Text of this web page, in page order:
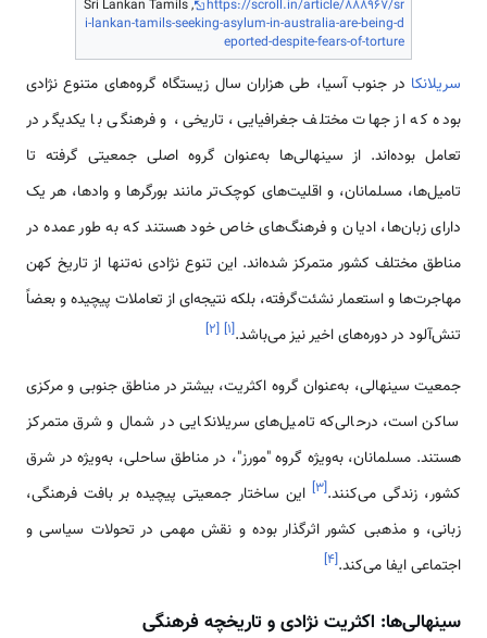
Sri Lankan Tamils ,
https://scroll.in/article/888967/sr
i-lankan-tamils-seeking-asylum-in-australia-are-being-d
eported-despite-fears-of-torture
سریلانکا در جنوب آسیا، طی هزاران سال زیستگاه گروه‌های متنوع نژادی
بوده که از جهات مختلف جغرافیایی، تاریخی، و فرهنگی با یکدیگر در
تعامل بوده‌اند. از سینهالی‌ها به‌عنوان گروه اصلی جمعیتی گرفته تا
تامیل‌ها، مسلمانان، و اقلیت‌های کوچک‌تر مانند بورگرها و وادها، هر یک
دارای زبان‌ها، ادیان و فرهنگ‌های خاص خود هستند که به طور عمده در
مناطق مختلف کشور متمرکز شده‌اند. این تنوع نژادی نه‌تنها از تاریخ کهن
مهاجرت‌ها و استعمار نشئت‌گرفته، بلکه نتیجه‌ای از تعاملات پیچیده و بعضاً
تنش‌آلود در دوره‌های اخیر نیز می‌باشد.[۱]
[۲]
جمعیت سینهالی، به‌عنوان گروه اکثریت، بیشتر در مناطق جنوبی و مرکزی
ساکن است، درحالی‌که تامیل‌های سریلانکایی در شمال و شرق متمرکز
هستند. مسلمانان، به‌ویژه گروه "مورز"، در مناطق ساحلی، به‌ویژه در شرق
کشور، زندگی می‌کنند.[۳] این ساختار جمعیتی پیچیده بر بافت فرهنگی،
زبانی، و مذهبی کشور اثرگذار بوده و نقش مهمی در تحولات سیاسی و
اجتماعی ایفا می‌کند.[۴]
سینهالی‌ها: اکثریت نژادی و تاریخچه فرهنگی